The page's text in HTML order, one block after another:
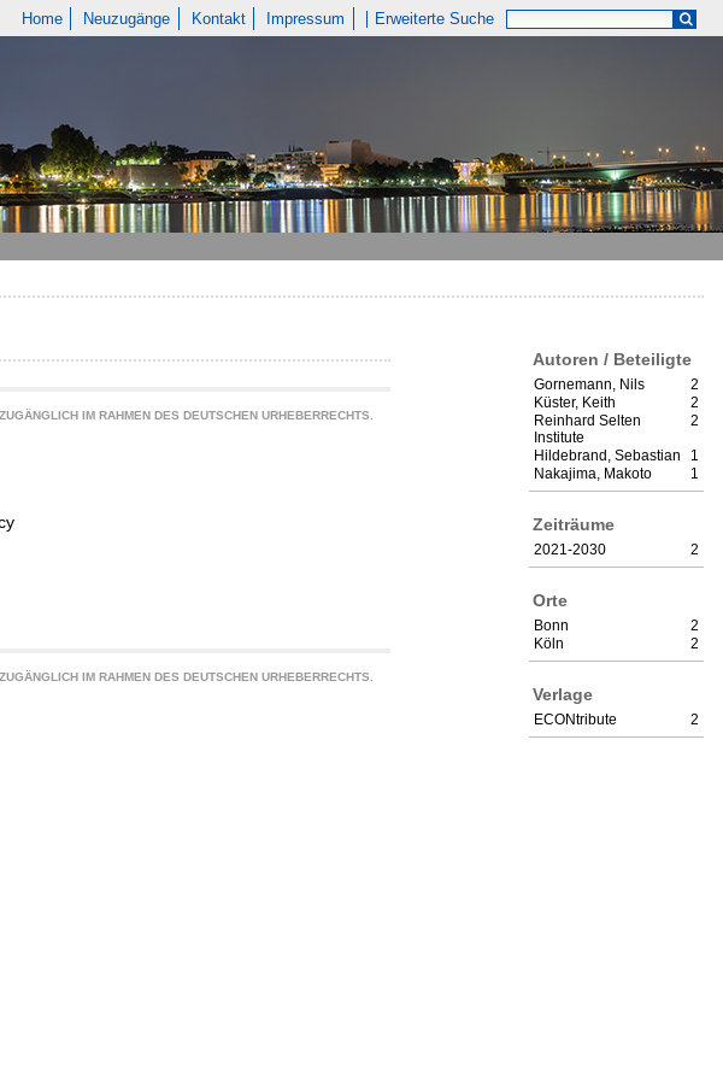
Home Neuzugänge Kontakt Impressum Erweiterte Suche
Autoren / Beteiligte
2
Gornemann, Nils
2
Küster, Keith
2
Reinhard Selten
Institute
1
Hildebrand, Sebastian
1
Nakajima, Makoto
Zeiträume
2
2021-2030
Orte
2
Bonn
2
Köln
Verlage
2
ECONtribute
IM RAHMEN DES DEUTSCHEN URHEBERRECHTS.
IM RAHMEN DES DEUTSCHEN URHEBERRECHTS.